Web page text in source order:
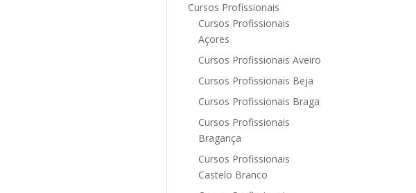
Cursos Profissionais
Cursos Profissionais
Açores
Cursos Profissionais Aveiro
Cursos Profissionais Beja
Cursos Profissionais Braga
Cursos Profissionais
Bragança
Cursos Profissionais
Castelo Branco